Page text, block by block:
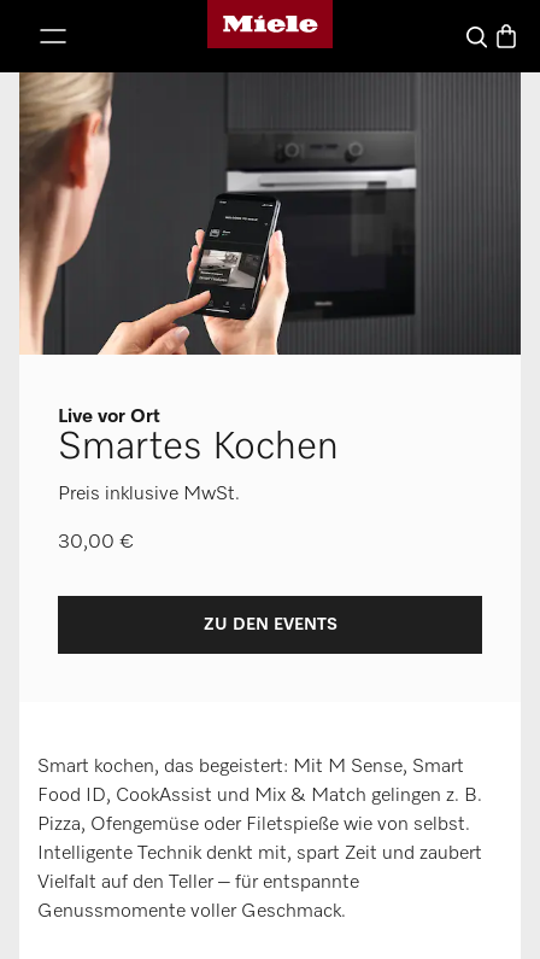
Miele-Homepage
Suche
Live vor Ort
Smartes Kochen
Preis inklusive MwSt.
30,00 €
ZU DEN EVENTS
Smart kochen, das begeistert: Mit M Sense, Smart
Food ID, CookAssist und Mix & Match gelingen z. B.
Pizza, Ofengemüse oder Filetspieße wie von selbst.
Intelligente Technik denkt mit, spart Zeit und zaubert
Vielfalt auf den Teller – für entspannte
Genussmomente voller Geschmack.